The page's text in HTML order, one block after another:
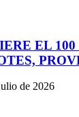
EL
de 2026